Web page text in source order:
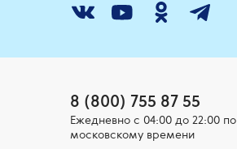
8 (800) 755 87 55
Ежедневно c 04:00 до 22:00 по
московскому времени